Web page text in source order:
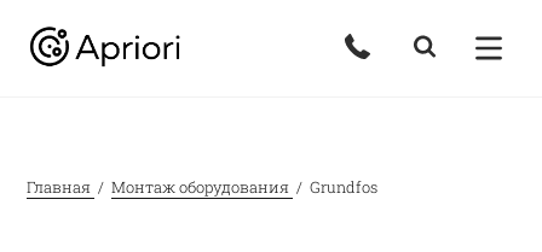
Главная Монтаж оборудования Grundfos